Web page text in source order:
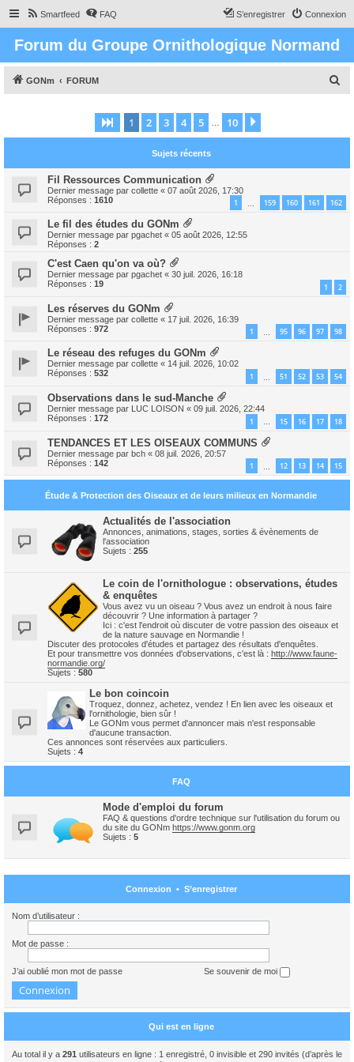
Smartfeed FAQ Connexion
S’enregistrer
Forum du Groupe Ornithologique Normand
GONm FORUM
h
c
h
Page 1sur10
1 2 3 4 5 10
Sujets récents
Fil Ressources Communication
Dernier message par collette « 07 août 2026, 17:30
Réponses : 1610 1 159 160 161 162
Le fil des études du GONm
Dernier message par pgachet « 05 août 2026, 12:55
Réponses : 2
C'est Caen qu'on va où?
Dernier message par pgachet « 30 juil. 2026, 16:18
Réponses : 19 1 2
Les réserves du GONm
Dernier message par collette « 17 juil. 2026, 16:39
Réponses : 972 1 95 96 97 98
Le réseau des refuges du GONm
Dernier message par collette « 14 juil. 2026, 10:02
Réponses : 532 1 51 52 53 54
Observations dans le sud-Manche
Dernier message par LUC LOISON « 09 juil. 2026, 22:44
Réponses : 172 1 … 15 16 17 18
TENDANCES ET LES OISEAUX COMMUNS
Dernier message par bch « 08 juil. 2026, 20:57
Réponses : 142 1 12 13 14 15
Étude & Protection des Oiseaux et de leurs milieux en Normandie
Actualités de l'association
Annonces, animations, stages, sorties & évènements de
l'association
Sujets : 255
Le coin de l'ornithologue : observations, études
& enquêtes
Vous avez vu un oiseau ? Vous avez un endroit à nous faire
découvrir ? Une information à partager ?
Ici : c'est l'endroit où discuter de votre passion des oiseaux et
de la nature sauvage en Normandie !
Discuter des protocoles d'études et partagez des résultats d'enquêtes.
Et pour transmettre vos données d'observations, c'est là : http://www.faune-
normandie.org/
Sujets : 580
Le bon coincoin
Troquez, donnez, achetez, vendez ! En lien avec les oiseaux et
l'ornithologie, bien sûr !
Le GONm vous permet d'annoncer mais n'est responsable
d'aucune transaction.
Ces annonces sont réservées aux particuliers.
Sujets : 4
FAQ
Mode d'emploi du forum
FAQ & questions d'ordre technique sur l'utilisation du forum ou
du site du GONm https://www.gonm.org
Sujets : 5
Connexion • S’enregistrer
Nom d’utilisateur :
Mot de passe :
J’ai oublié mon mot de passe Se souvenir de moi
Qui est en ligne
Au total il y a 291 utilisateurs en ligne : 1 enregistré, 0 invisible et 290 invités (d’après le